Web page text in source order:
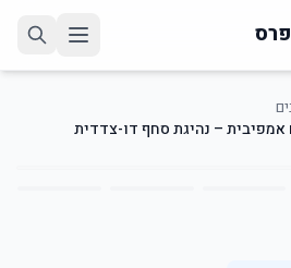
– נהיגת סחף דו-צדדית 1
/
5